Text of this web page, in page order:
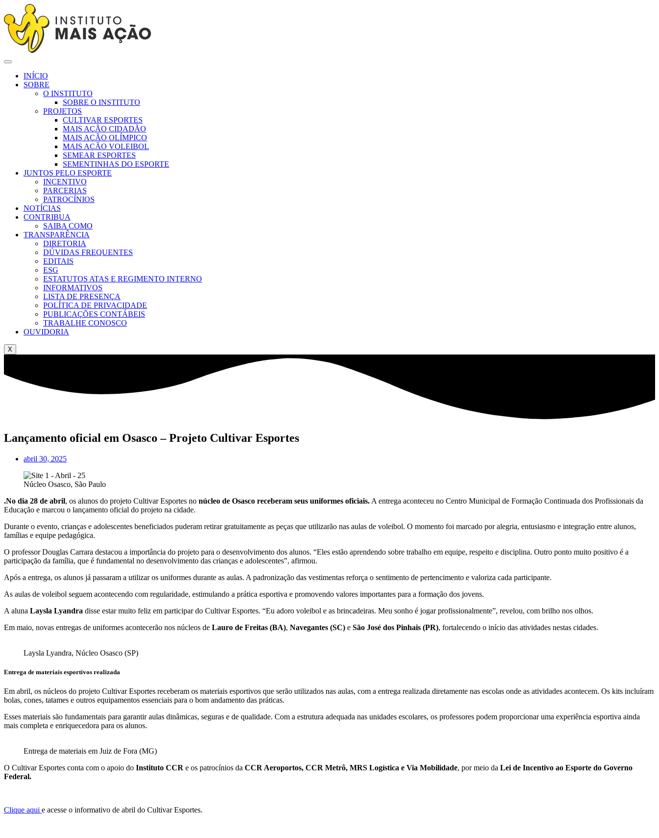
INÍCIO
SOBRE
O INSTITUTO
SOBRE O INSTITUTO
PROJETOS
CULTIVAR ESPORTES
MAIS AÇÃO CIDADÃO
MAIS AÇÃO OLÍMPICO
MAIS AÇÃO VOLEIBOL
SEMEAR ESPORTES
SEMENTINHAS DO ESPORTE
JUNTOS PELO ESPORTE
INCENTIVO
PARCERIAS
PATROCÍNIOS
NOTÍCIAS
CONTRIBUA
SAIBA COMO
TRANSPARÊNCIA
DIRETORIA
DÚVIDAS FREQUENTES
EDITAIS
ESG
ESTATUTOS ATAS E REGIMENTO INTERNO
INFORMATIVOS
LISTA DE PRESENÇA
POLÍTICA DE PRIVACIDADE
PUBLICAÇÕES CONTÁBEIS
TRABALHE CONOSCO
OUVIDORIA
X
Lançamento oficial em Osasco – Projeto Cultivar Esportes
abril 30, 2025
Núcleo Osasco, São Paulo
.No dia 28 de abril, os alunos do projeto Cultivar Esportes no núcleo de Osasco receberam seus uniformes oficiais. A entrega aconteceu no Centro Municipal de Formação Continuada dos Profissionais da
Educação e marcou o lançamento oficial do projeto na cidade.
Durante o evento, crianças e adolescentes beneficiados puderam retirar gratuitamente as peças que utilizarão nas aulas de voleibol. O momento foi marcado por alegria, entusiasmo e integração entre alunos,
famílias e equipe pedagógica.
O professor Douglas Carrara destacou a importância do projeto para o desenvolvimento dos alunos. “Eles estão aprendendo sobre trabalho em equipe, respeito e disciplina. Outro ponto muito positivo é a
participação da família, que é fundamental no desenvolvimento das crianças e adolescentes”, afirmou.
Após a entrega, os alunos já passaram a utilizar os uniformes durante as aulas. A padronização das vestimentas reforça o sentimento de pertencimento e valoriza cada participante.
As aulas de voleibol seguem acontecendo com regularidade, estimulando a prática esportiva e promovendo valores importantes para a formação dos jovens.
A aluna Laysla Lyandra disse estar muito feliz em participar do Cultivar Esportes. “Eu adoro voleibol e as brincadeiras. Meu sonho é jogar profissionalmente”, revelou, com brilho nos olhos.
Em maio, novas entregas de uniformes acontecerão nos núcleos de Lauro de Freitas (BA), Navegantes (SC) e São José dos Pinhais (PR), fortalecendo o início das atividades nestas cidades.
Laysla Lyandra, Núcleo Osasco (SP)
Entrega de materiais esportivos realizada
Em abril, os núcleos do projeto Cultivar Esportes receberam os materiais esportivos que serão utilizados nas aulas, com a entrega realizada diretamente nas escolas onde as atividades acontecem. Os kits incluíram
bolas, cones, tatames e outros equipamentos essenciais para o bom andamento das práticas.
Esses materiais são fundamentais para garantir aulas dinâmicas, seguras e de qualidade. Com a estrutura adequada nas unidades escolares, os professores podem proporcionar uma experiência esportiva ainda
mais completa e enriquecedora para os alunos.
Entrega de materiais em Juiz de Fora (MG)
O Cultivar Esportes conta com o apoio do Instituto CCR e os patrocínios da CCR Aeroportos, CCR Metrô, MRS Logística e Via Mobilidade, por meio da Lei de Incentivo ao Esporte do Governo
Federal.
Clique aqui e acesse o informativo de abril do Cultivar Esportes.